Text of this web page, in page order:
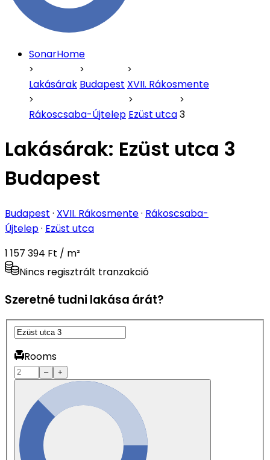
SonarHome
Lakásárak Budapest XVII. Rákosmente
Rákoscsaba-Újtelep Ezüst utca3
Lakásárak: Ezüst utca 3
Budapest
Budapest · XVII. Rákosmente· Rákoscsaba-
Újtelep· Ezüst utca
1 157 394 Ft / m²
Nincs regisztrált tranzakció
Szeretné tudni lakása árát?
Rooms
– +